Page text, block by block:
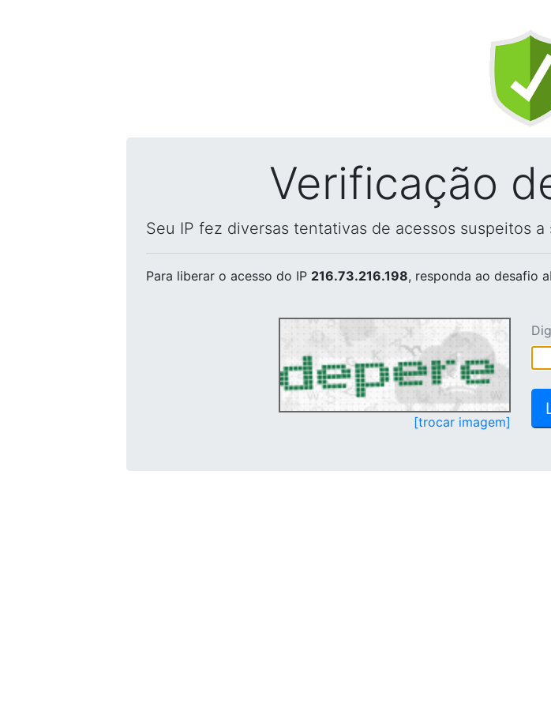
Verificação
Seu IP fez diversas tentativas de acessos suspeitos
Para liberar o acesso do IP 216.73.216.198, responda ao desafio
[trocar imagem]